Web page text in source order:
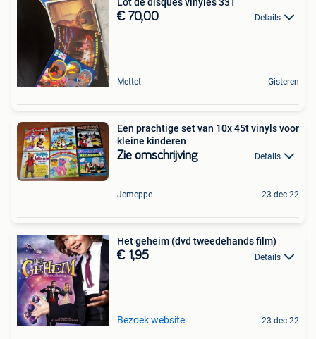
€ 70,00 Details
Mettet Gisteren
Een prachtige set van 10x 45t vinyls voor
kleine kinderen
Zie omschrijving Details
Jemeppe 23 dec 22
Het geheim (dvd tweedehands film)
€ 1,95 Details
Bezoek website 23 dec 22